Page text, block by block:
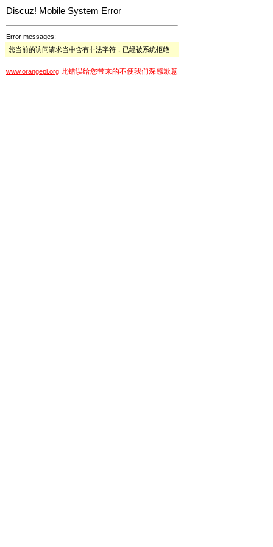
Discuz! Mobile System Error
Error messages:
您当前的访问请求当中含有非法字符，已经被系统拒绝
www.orangepi.org 此错误给您带来的不便我们深感歉意